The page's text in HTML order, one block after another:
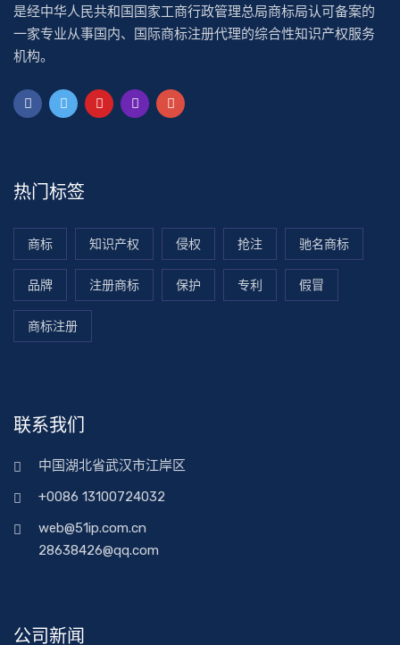
是经中华人民共和国国家工商行政管理总局商标局认可备案的
一家专业从事国内、国际商标注册代理的综合性知识产权服务
机构。
热门标签
商标 知识产权 侵权 抢注 驰名商标
品牌 注册商标 保护 专利 假冒
商标注册
联系我们
中国湖北省武汉市江岸区
+0086 13100724032
web@51ip.com.cn
28638426@qq.com
公司新闻